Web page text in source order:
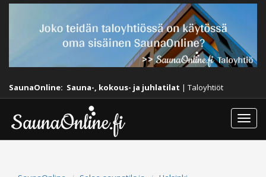
SaunaOnline: Sauna-, kokous- ja juhlatilat | Taloyhtiöt